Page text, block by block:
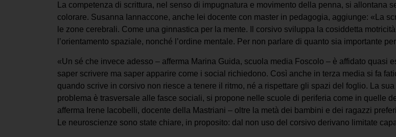
La competenza di scrittura, nel senso di impugnatura e movimento della penna, si allontana
colorare. Susanna Iannaccone, anche lei docente con master in pedagogia, aggiunge: «La
le zone cerebrali. Come una ginnastica per la mente. Il corsivo sviluppa la cosiddetta
l’orientamento spaziale, nonché l’ordine mentale. Per non parlare di quanto sia importante
«Un sé che invece adesso – afferma Marina Guida, scuola media Foscolo – è affidato quasi
saper scrivere ma saper apparire come i social richiedono. Così anche in terza media si fa
quando scrive in corsivo non riesce a tenere il ritmo, né a rispettare gli spazi del foglio. La
problema è trasversale alle fasce sociali, si propone nelle scuole di periferia come in quelle
afferma Irene Iacobelli, docente della Mastriani – oltre la metà dei bambini e dei ragazzi
Le neuroscienze sono state chiare, in proposito: dal non uso del corsivo derivano limitate